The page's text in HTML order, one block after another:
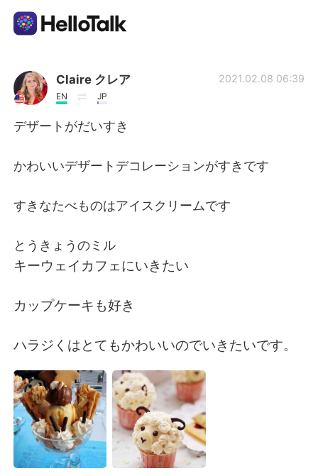
แอปแลกเปลี่ยนทางภาษา
AI Grammar Checker
English 简体中文
繁體中文
Indonesia Italiano
Türkçe Tiếng Việt
Português
Claire クレア
EN JP
2021.02.08 06:39
デザートがだいすき
かわいいデザートデコレーションがすきです
すきなたべものはアイスクリームです
とうきょうのミル
キーウェイカフェにいきたい
カップケーキも好き
ハラジくはとてもかわいいのでいきたいです。